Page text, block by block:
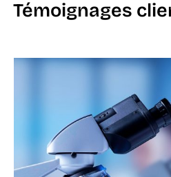
Témoignages
Centre